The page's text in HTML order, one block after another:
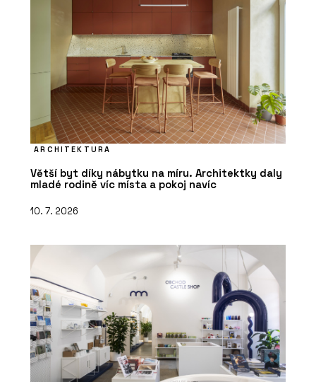
ARCHITEKTURA
Větší byt díky nábytku na míru. Architektky daly
mladé rodině víc místa a pokoj navíc
10. 7. 2026